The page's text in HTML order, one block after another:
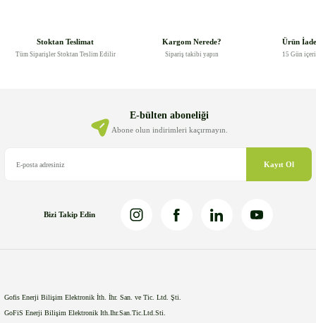
Stoktan Teslimat
Tüm Siparişler Stoktan Teslim Edilir
Kargom Nerede?
Sipariş takibi yapın
Ürün
15 Gün
E-bülten aboneliği
Abone olun indirimleri kaçırmayın.
Kayıt Ol
Bizi Takip Edin
Gofis Enerji Bilişim Elektronik İth. İhr. San. ve Tic. Ltd. Şti.
GoFiS Enerji Bilişim Elektronik Ith.Ihr.San.Tic.Ltd.Sti.